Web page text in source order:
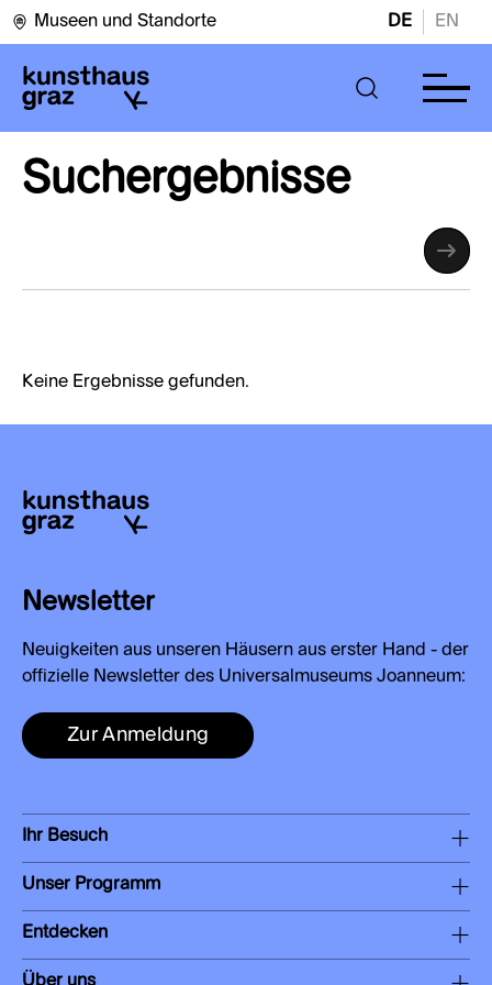
Museen und Standorte DE EN
Suchergebnisse
Keine Ergebnisse gefunden.
Newsletter
Neuigkeiten aus unseren Häusern aus erster Hand - der
offizielle Newsletter des Universalmuseums Joanneum:
Zur Anmeldung
Ihr Besuch
Unser Programm
Entdecken
Über uns